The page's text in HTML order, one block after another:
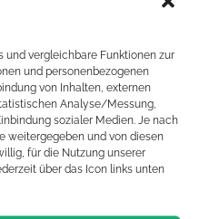
und vergleichbare Funktionen zur
und personenbezogenen
von Inhalten, externen
Analyse/Messung,
sozialer Medien. Je nach
weitergegeben und von diesen
für die Nutzung unserer
über das Icon links unten